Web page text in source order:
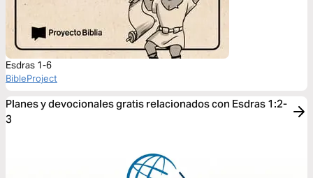
Esdras 1-6
BibleProject
Planes y devocionales gratis relacionados con Esdras 1:2-
3